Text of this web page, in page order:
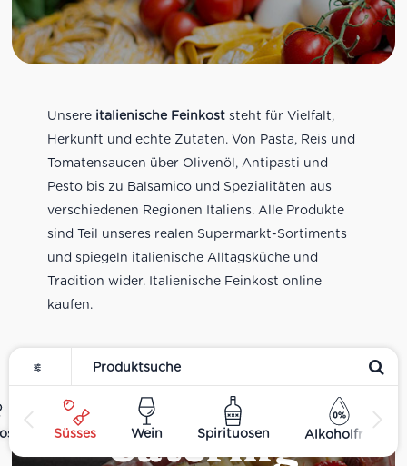
Süsses Wein Spirituosen Alkoholfrei
Unsere italienische Feinkoststeht für Vielfalt,
Herkunft und echte Zutaten. Von Pasta, Reis und
Tomatensaucen über Olivenöl, Antipasti und
Pesto bis zu Balsamico und Spezialitäten aus
verschiedenen Regionen Italiens. Alle Produkte
sind Teil unseres realen Supermarkt-Sortiments
und spiegeln italienische Alltagsküche und
Tradition wider. Italienische Feinkost online
kaufen.
Catering